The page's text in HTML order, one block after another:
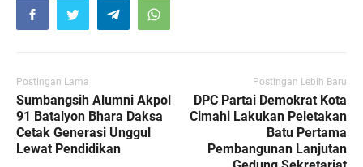
Postingan Lama
Sumbangsih Alumni Akpol
91 Batalyon Bhara Daksa
Cetak Generasi Unggul
Lewat Pendidikan
Postingan Lebih Baru
DPC Partai Demokrat Kota
Cimahi Lakukan Peletakan
Batu Pertama
Pembangunan Lanjutan